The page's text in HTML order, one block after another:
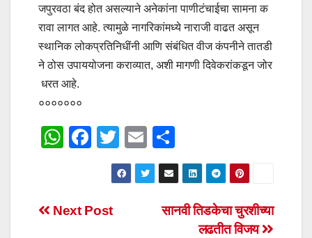
जपुरवठा बंद होत असल्याने अनेकांना पाणीटंचाईचा सामना क
रावा लागत आहे. त्यामुळे नागरिकांमध्ये नाराजी वाढत असून
स्थानिक लोकप्रतिनिधींनी आणि संबंधित वीज कंपनीने तातडी
ने ठोस उपाययोजना कराव्यात, अशी मागणी दिवेकरांकडून जोर
धरत आहे.
०००००००
W
s
F
e
T
wi
tt
E
m
ail
h
ar
e
Post
सानवी तिडकेचा चुरशीच्या
लढतीत विजय
Next Post